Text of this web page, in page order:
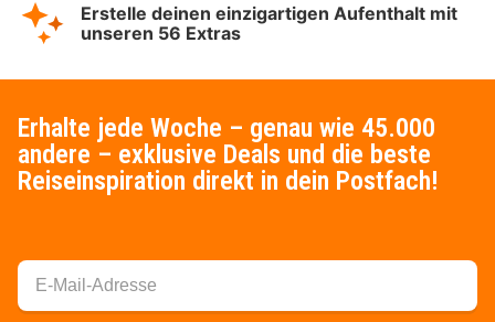
Erstelle deinen einzigartigen Aufenthalt mit
unseren 56 Extras
Erhalte jede Woche – genau wie 45.000
andere – exklusive Deals und die beste
Reiseinspiration direkt in dein Postfach!